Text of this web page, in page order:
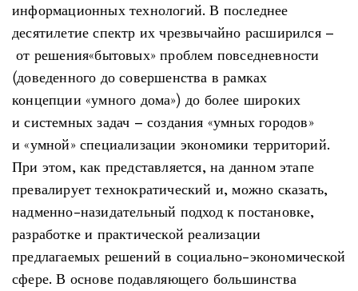
информационных технологий. В последнее
десятилетие спектр их чрезвычайно расширился –
от решения«бытовых» проблем повседневности
(доведенного до совершенства в рамках
концепции «умного дома») до более широких
и системных задач – создания «умных городов»
и «умной» специализации экономики территорий.
При этом, как представляется, на данном этапе
превалирует технократический и, можно сказать,
надменно-назидательный подход к постановке,
разработке и практической реализации
предлагаемых решений в социально-экономической
сфере. В основе подавляющего большинства